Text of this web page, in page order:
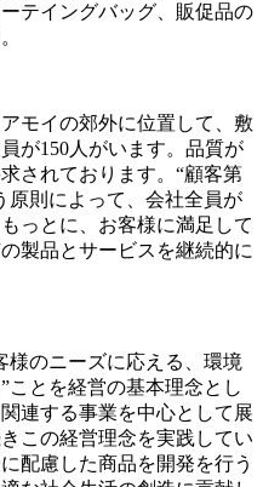
テイングバッグ、販促品の
イの郊外に位置して、敷
が150人がいます。品質が
されております。“顧客第
原則によって、会社全員が
っとに、お客様に満足して
製品とサービスを継続的に
ニーズに応える、環境
ことを経営の基本理念とし
連する事業を中心として展
この経営理念を実践してい
配慮した商品を開発を行う